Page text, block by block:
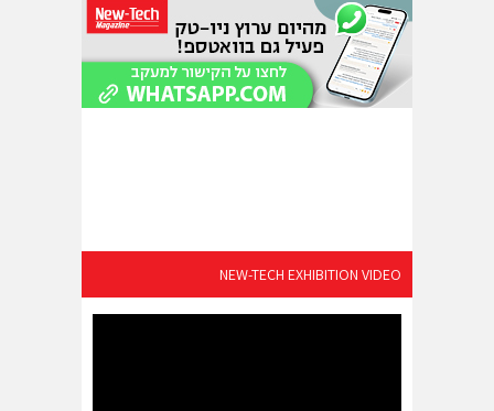
NEW-TECH EXHIBITION VIDEO